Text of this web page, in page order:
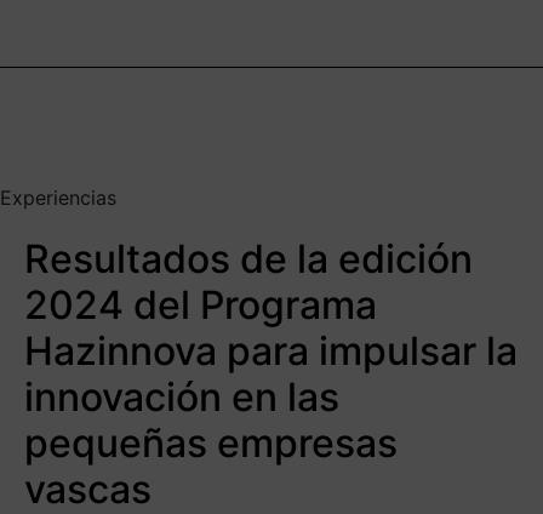
Experiencias
Resultados de la edición
2024 del Programa
Hazinnova para impulsar la
innovación en las
pequeñas empresas
vascas